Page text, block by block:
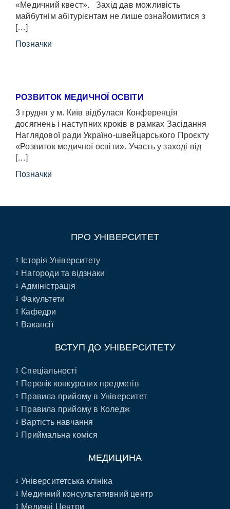
«Медичний квест». Захід дав можливість
майбутнім абітурієнтам не лише ознайомитися з
[…]
Позначки
РОЗВИТОК МЕДИЧНОЇ ОСВІТИ
3 грудня у м. Київ відбулася Конференція
досягнень і наступних кроків в рамках Засідання
Наглядової ради Україно-швейцарського Проєкту
«Розвиток медичної освіти». Участь у заході від
[…]
Позначки
ПРО УНІВЕРСИТЕТ
Історія Університету
Нагороди та відзнаки
Адміністрація
Факультети
Кафедри
Вакансії
ВСТУП ДО УНІВЕРСИТЕТУ
Спеціальності
Перелік конкурсних предметів
Правила прийому в Університет
Правила прийому в Коледж
Вартість навчання
Приймальна коміся
МЕДИЦИНА
Університетська клініка
Медичний консультативний центр
Медичні Центри